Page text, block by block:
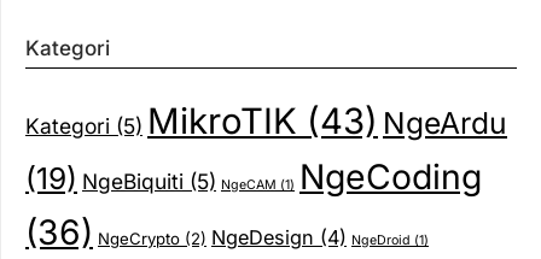
Kategori
Kategori (5) MikroTIK (43) NgeArdu
(19) NgeBiquiti (5) NgeCAM (1) NgeCoding
(36) NgeCrypto (2) NgeDesign (4) NgeDroid (1)